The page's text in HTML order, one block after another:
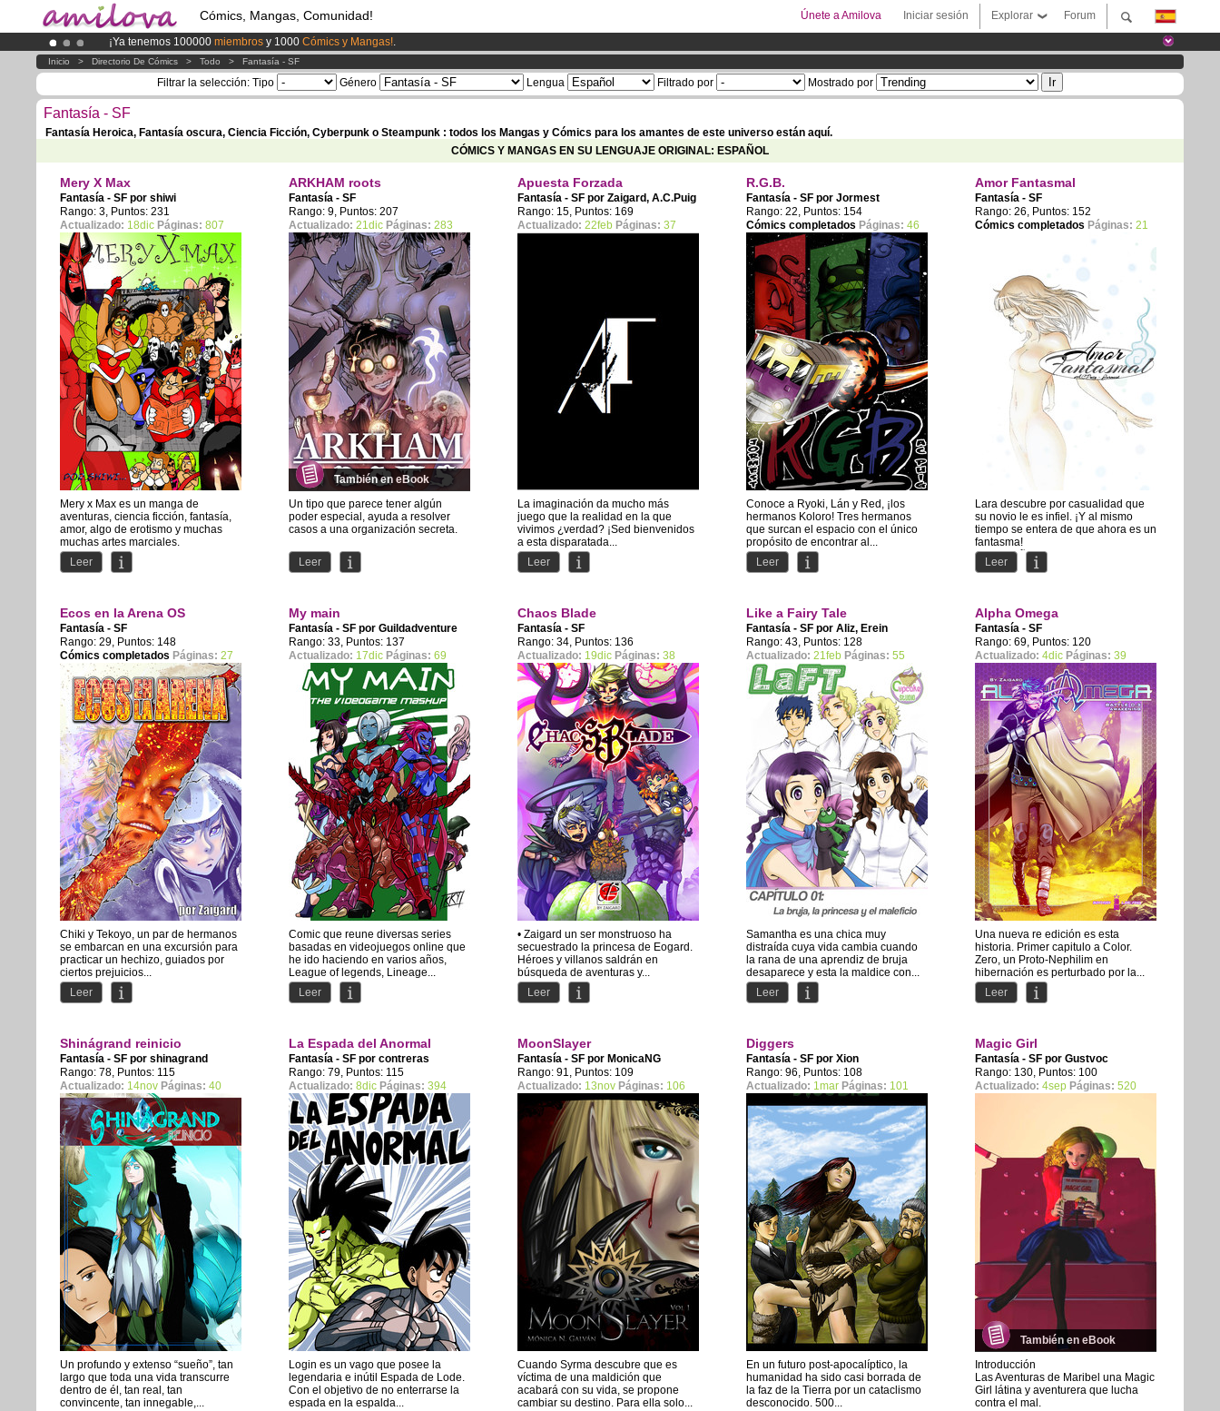
Cómics, Mangas, Comunidad! Forum
Explorar
Iniciar sesión
Únete a Amilova
¡Ya tenemos 100000miembros y 1000Cómics y Mangas!.
¡Conviertete en Premium por3.95 eurosal mes!Hazte Premium ya
¡El Kickstarter Amilova está desormado lanzado!.
Inicio > Directorio De Cómics> Todo > Fantasía - SF
Filtrar la selección: Tipo Género Lengua Filtrado por Mostrado por
Fantasía - SF
Fantasía Heroica, Fantasía oscura, Ciencia Ficción, Cyberpunk o Steampunk : todos los Mangas y Cómics para los amantes de este universo están aquí.
CÓMICS Y MANGAS EN SU LENGUAJE ORIGINAL: ESPAÑOL
Mery X Max
Fantasía - SF porshiwi
Rango: 3, Puntos: 231
Actualizado: 18dic Páginas: 807
Mery x Max es un manga de
aventuras, ciencia ficción, fantasía,
amor, algo de erotismo y muchas
muchas artes marciales.
Narra...
Leer
ARKHAM roots
Fantasía - SF
Rango: 9, Puntos: 207
Actualizado: 21dic Páginas: 283
También en eBook
Un tipo que parece tener algún
poder especial, ayuda a resolver
casos a una organización secreta.
Misterios, fantasmas,...
Leer
Apuesta Forzada
Fantasía - SF porZaigard,A.C.Puig
Rango: 15, Puntos: 169
Actualizado: 22feb Páginas: 37
La imaginación da mucho más
juego que la realidad en la que
vivimos ¿verdad? ¡Sed bienvenidos
a esta disparatada...
Leer
R.G.B.
Fantasía - SF porJormest
Rango: 22, Puntos: 154
Cómics completados Páginas: 46
Conoce a Ryoki, Lán y Red, ¡los
hermanos Koloro! Tres hermanos
que surcan el espacio con el único
propósito de encontrar al...
Leer
Amor Fantasmal
Fantasía - SF
Rango: 26, Puntos: 152
Cómics completados Páginas: 21
Lara descubre por casualidad que
su novio le es infiel. ¡Y al mismo
tiempo se entera de que ahora es un
fantasma!
¡Acompaña a...
Leer
Ecos en la Arena OS
Fantasía - SF
Rango: 29, Puntos: 148
Cómics completados Páginas: 27
Chiki y Tekoyo, un par de hermanos
se embarcan en una excursión para
practicar un hechizo, guiados por
ciertos prejuicios...
Leer
My main
Fantasía - SF porGuildadventure
Rango: 33, Puntos: 137
Actualizado: 17dic Páginas: 69
Comic que reune diversas series
basadas en videojuegos online que
he ido haciendo en varios años,
League of legends, Lineage...
Leer
Chaos Blade
Fantasía - SF
Rango: 34, Puntos: 136
Actualizado: 19dic Páginas: 38
• Zaigard un ser monstruoso ha
secuestrado la princesa de Eogard.
Héroes y villanos saldrán en
búsqueda de aventuras y...
Leer
Like a Fairy Tale
Fantasía - SF porAliz, Erein
Aeternallis
Rango: 43, Puntos: 128
Actualizado: 21feb Páginas: 55
Samantha es una chica muy
distraída cuya vida cambia cuando
la rana de una aprendiz de bruja
desaparece y esta la maldice con...
Leer
Alpha Omega
Fantasía - SF
Rango: 69, Puntos: 120
Actualizado: 4dic Páginas: 39
Una nueva re edición es esta
historia. Primer capitulo a Color.
Zero, un Proto-Nephilim en
hibernación es perturbado por la...
Leer
Shinágrand reinicio
Fantasía - SF porshinagrand
Rango: 78, Puntos: 115
Actualizado: 14nov Páginas: 40
Un profundo y extenso “sueño”, tan
largo que toda una vida transcurre
dentro de él, tan real, tan
convincente, tan innegable,...
La Espada del Anormal
Fantasía - SF porcontreras
Rango: 79, Puntos: 115
Actualizado: 8dic Páginas: 394
Login es un vago que posee la
legendaria e inútil Espada de Lode.
Con el objetivo de no enterrarse la
espada en la espalda...
MoonSlayer
Fantasía - SF por MonicaNG
Rango: 91, Puntos: 109
Actualizado: 13nov Páginas: 106
Cuando Syrma descubre que es
víctima de una maldición que
acabará con su vida, se propone
cambiar su destino. Para ella solo...
Diggers
Fantasía - SF porXion
Rango: 96, Puntos: 108
Actualizado: 1mar Páginas: 101
En un futuro post-apocalíptico, la
humanidad ha sido casi borrada de
la faz de la Tierra por un cataclismo
desconocido. 500...
Magic Girl
Fantasía - SF porGustvoc
Rango: 130, Puntos: 100
Actualizado: 4sep Páginas: 520
También en eBook
Introducción
Las Aventuras de Maribel una Magic
Girl látina y aventurera que lucha
contra el mal.